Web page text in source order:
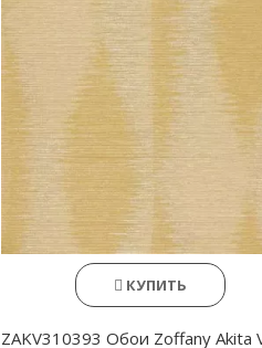
КУПИТЬ
ZAKV310393 Обои Zoffany Akita